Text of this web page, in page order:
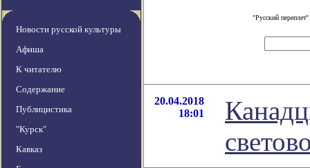
Новости русской культуры
Афиша
К читателю
Содержание
Публицистика
"Курск"
Кавказ
"Русский
20.04.2018
18:01